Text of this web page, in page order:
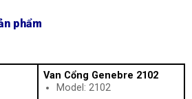
phẩm
Van Cổng Genebre 2102
Model: 2102